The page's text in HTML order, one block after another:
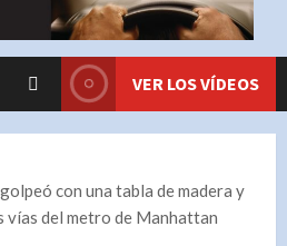
VER LOS VÍDEOS
con una tabla de madera y
vías del metro de Manhattan